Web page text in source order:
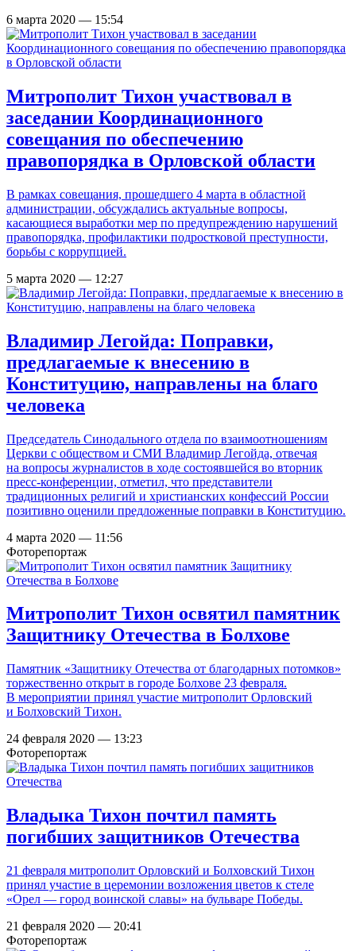
6 марта 2020 — 15:54
Митрополит Тихон участвовал в
заседании Координационного
совещания по обеспечению
правопорядка в Орловской области
В рамках совещания, прошедшего 4 марта в областной
администрации, обсуждались актуальные вопросы,
касающиеся выработки мер по предупреждению нарушений
правопорядка, профилактики подростковой преступности,
борьбы с коррупцией.
5 марта 2020 — 12:27
Владимир Легойда: Поправки,
предлагаемые к внесению в
Конституцию, направлены на благо
человека
Председатель Синодального отдела по взаимоотношениям
Церкви с обществом и СМИ Владимир Легойда, отвечая
на вопросы журналистов в ходе состоявшейся во вторник
пресс-конференции, отметил, что представители
традиционных религий и христианских конфессий России
позитивно оценили предложенные поправки в Конституцию.
4 марта 2020 — 11:56
Фоторепортаж
Митрополит Тихон освятил памятник
Защитнику Отечества в Болхове
Памятник «Защитнику Отечества от благодарных потомков»
торжественно открыт в городе Болхове 23 февраля.
В мероприятии принял участие митрополит Орловский
и Болховский Тихон.
24 февраля 2020 — 13:23
Фоторепортаж
Владыка Тихон почтил память
погибших защитников Отечества
21 февраля митрополит Орловский и Болховский Тихон
принял участие в церемонии возложения цветов к стеле
«Орел — город воинской славы» на бульваре Победы.
21 февраля 2020 — 20:41
Фоторепортаж